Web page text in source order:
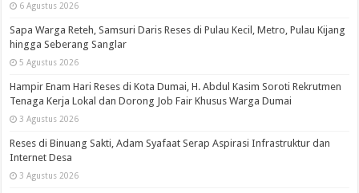
6 Agustus 2026
Sapa Warga Reteh, Samsuri Daris Reses di Pulau Kecil, Metro, Pulau Kijang
hingga Seberang Sanglar
5 Agustus 2026
Hampir Enam Hari Reses di Kota Dumai, H. Abdul Kasim Soroti Rekrutmen
Tenaga Kerja Lokal dan Dorong Job Fair Khusus Warga Dumai
3 Agustus 2026
Reses di Binuang Sakti, Adam Syafaat Serap Aspirasi Infrastruktur dan
Internet Desa
3 Agustus 2026